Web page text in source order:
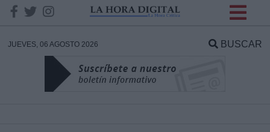
JUEVES, 06 AGOSTO 2026 BUSCAR
DATOS
Responsable: